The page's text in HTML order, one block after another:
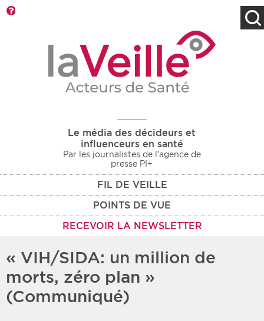
Le média des décideurs et
influenceurs en santé
Par les journalistes de l'agence de
presse PI+
FIL DE VEILLE
POINTS DE VUE
RECEVOIR LA NEWSLETTER
Rendez-vous des 7
prochains jours
Recherche par mots clés
Type d'information
Rendez-vous
Protection sociale
Médico-social
Zone géographique
Période
« VIH/SIDA: un million de
morts, zéro plan »
(Communiqué)